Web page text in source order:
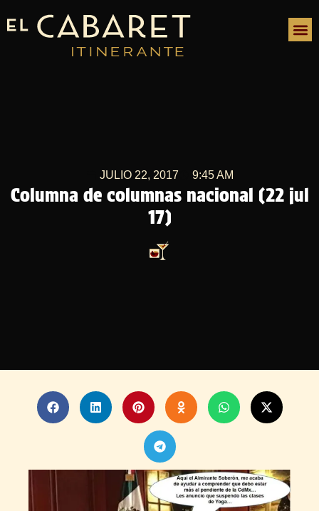
Columna de columnas nacional (22 jul
17)
JULIO 22, 2017 9:45 AM